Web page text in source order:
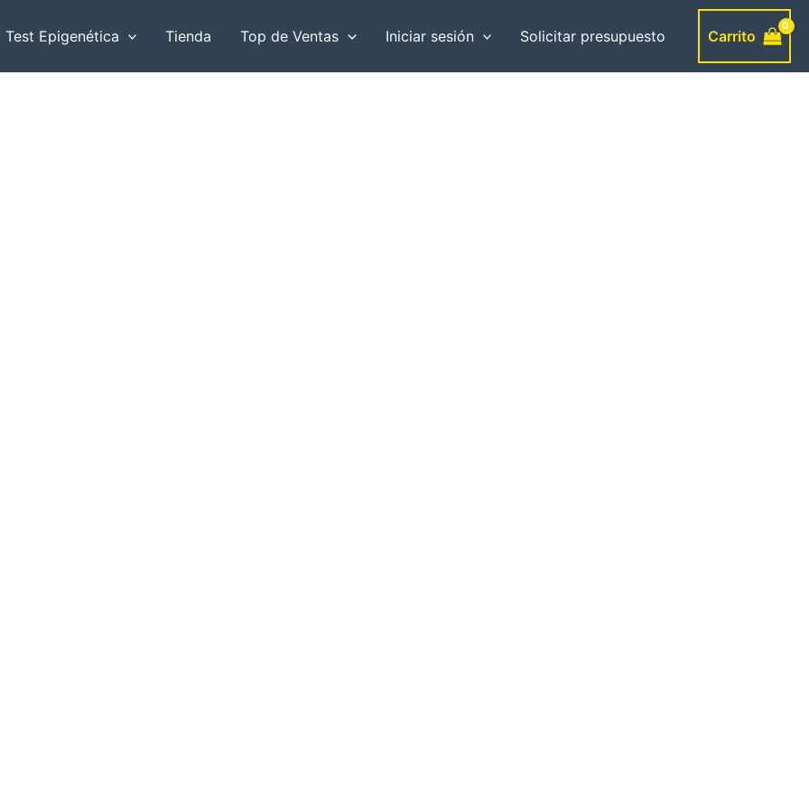
Test Epigenética Tienda Top de Ventas Iniciar sesión Solicitar presupuesto Carrito